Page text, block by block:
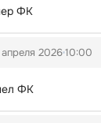
ФК
202610:00
ФК